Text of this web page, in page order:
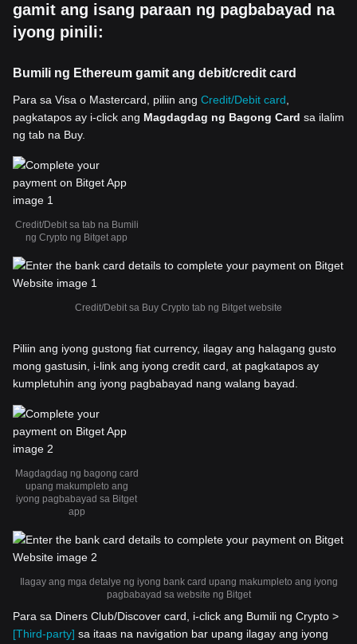
gamit ang isang paraan ng pagbabayad na
iyong pinili:
Bumili ng Ethereum gamit ang debit/credit card
Para sa Visa o Mastercard, piliin ang Credit/Debit card
pagkatapos ay i-click ang Magdagdag ng Bagong Card sa ilalim
ng tab na Buy.
Credit/Debit sa tab na Bumili
ng Crypto ng Bitget app
Credit/Debit sa Buy Crypto tab ng Bitget website
Piliin ang iyong gustong fiat currency, ilagay ang halagang gusto
mong gastusin, i-link ang iyong credit card, at pagkatapos ay
kumpletuhin ang iyong pagbabayad nang walang bayad.
Magdagdag ng bagong card
upang makumpleto ang
iyong pagbabayad sa Bitget
app
Ilagay ang mga detalye ng iyong bank card upang makumpleto ang iyong
pagbabayad sa website ng Bitget
Para sa Diners Club/Discover card, i-click ang Bumili ng Crypto >
[Third-party] sa itaas na navigation bar upang ilagay ang iyong